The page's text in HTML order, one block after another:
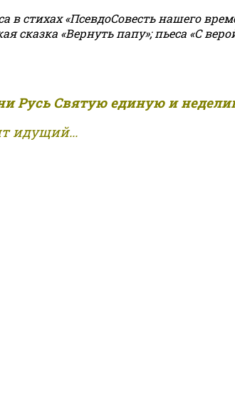
стихах «ПсевдоСовесть нашего
сказка «Вернуть папу»; пьеса «С
Русь Святую единую и
идущий...